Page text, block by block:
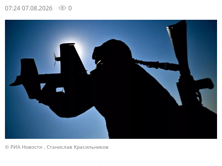
07:24 07.08.2026 0
© РИА Новости . Станислав Красильников